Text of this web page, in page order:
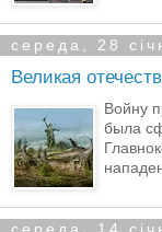
середа, 28
Великая
Войну
была